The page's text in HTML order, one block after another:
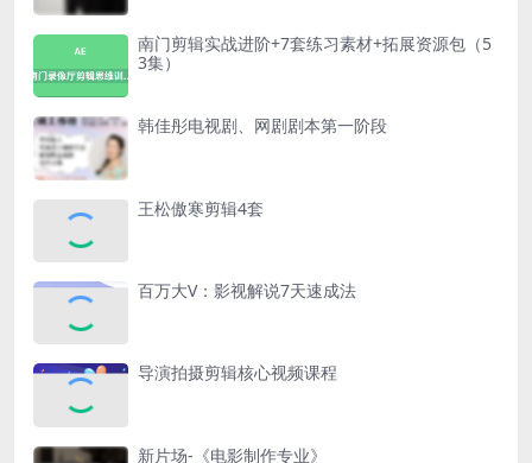
南门剪辑实战进阶+7套练习素材+拓展资源包（5
3集）
韩佳彤电视剧、网剧剧本第一阶段
王松傲寒剪辑4套
百万大V：影视解说7天速成法
导演拍摄剪辑核心视频课程
新片场-《电影制作专业》